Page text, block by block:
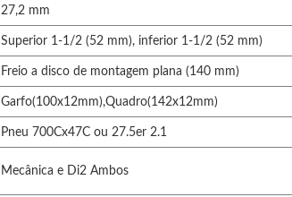
27,2 mm
Superior 1-1/2 (52 mm), inferior 1-1/2 (52 mm)
Freio a disco de montagem plana (140 mm)
Garfo(100x12mm),Quadro(142x12mm)
Pneu 700Cx47C ou 27.5er 2.1
Mecânica e Di2 Ambos